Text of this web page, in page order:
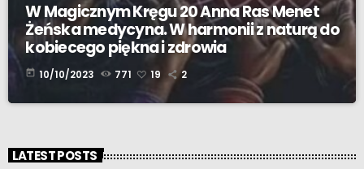
W Magicznym Kręgu 20 Anna Ras Menet
Żeńska medycyna. W harmonii z naturą do
kobiecego piękna i zdrowia
today 10/10/2023 771 19 2
LATEST POSTS